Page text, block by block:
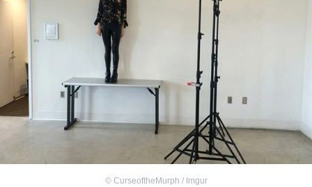
© CurseoftheMurph / Imgur